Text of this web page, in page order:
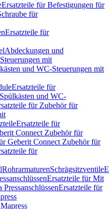
Ersatzteile für Befestigungen für
für
Ersatzteile für
Abdeckungen und
mit
und WC-Steuerungen mit
Ersatzteile für
und WC-
für Zubehör für
Ersatzteile für
Connect Zubehör für
Geberit Connect Zubehör für
für
RohrarmaturenSchrägsitzventile
Ersatzteile für Mit
Ersatzteile für